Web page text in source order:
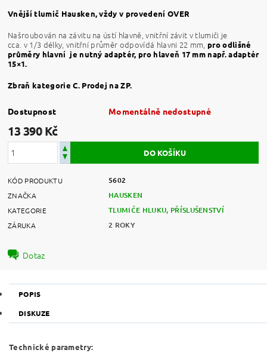
Vnější tlumič Hausken, vždy v provedení OVER
Našroubován na závitu na ústí hlavně, vnitřní závit v tlumiči je
cca. v 1/3 délky, vnitřní průměr odpovídá hlavni 22 mm, pro odlišné
průměry hlavní je nutný adaptér, pro hlaveň 17 mm např. adaptér
15×1.
Zbraň kategorie C. Prodej na ZP.
Dostupnost Momentálně nedostupné
13 390 Kč
KÓD PRODUKTU 5602
ZNAČKA HAUSKEN
KATEGORIE TLUMIČE HLUKU, PŘÍSLUŠENSTVÍ
ZÁRUKA 2 ROKY
Dotaz
POPIS
DISKUZE
Technické parametry: